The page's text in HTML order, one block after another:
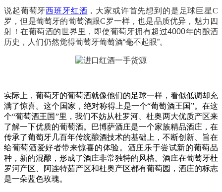
说起葡萄牙西班牙红酒 ，大家或许首先想到的是足球巨星C
罗，但是葡萄牙的葡萄酒跟C罗一样，也是品质优异，魅力四
射！ 在葡萄酒的世界里，即使葡萄牙拥有超过4000年的酿酒
历史，人们仍然觉得葡萄牙葡萄酒“毫不起眼”。
实际上，葡萄牙的葡萄酒就像他们的足球一样，看似低调却充
满了惊喜。这个国家，绝对称得上是一个“葡萄酒王国”。在这
个“葡萄酒王国”里，我们不妨从杜罗河、杜奥两大优质产区来
了解一下优质的葡萄酒。巴博萨酒庄是一个家族精品酒庄，在
传承了葡萄牙几百年传统酿酒技术的基础上，不断创新、旨在
给葡萄酒爱好者带来惊喜的体验。酒庄乐于尝试新的葡萄品
种，新的混酿，形成了酒庄非常独特的风格。酒庄在葡萄牙杜
罗河产区、阿连特茹产区和杜奥产区都有葡萄园，酒庄的标志
是一朵蓝色玫瑰。